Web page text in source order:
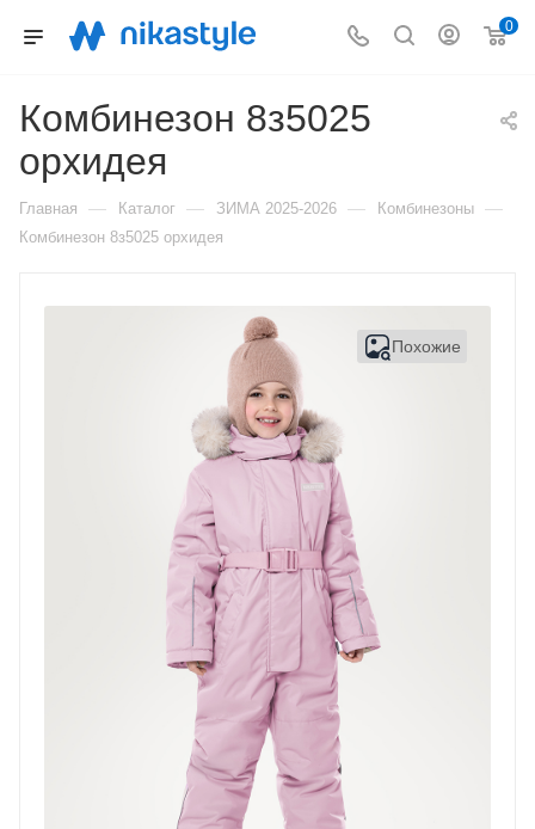
0
Комбинезон 8з5025
орхидея
Главная — Каталог — ЗИМА 2025-2026 — Комбинезоны —
Комбинезон 8з5025 орхидея
Похожие